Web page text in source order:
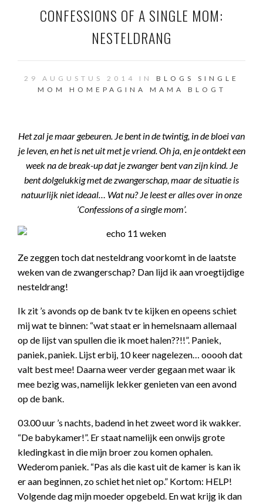
CONFESSIONS OF A SINGLE MOM:
NESTELDRANG
29 AUGUSTUS 2014 IN BLOGS SINGLE
MOM
HOMEPAGINA MAMA BLOGT
Het zal je maar gebeuren. Je bent in de twintig, in de bloei van
je leven, en het is net uit met je vriend. Oh ja, en je ontdekt een
week na de break-up dat je zwanger bent van zijn kind. Je
bent dolgelukkig met de zwangerschap, maar de situatie is
natuurlijk niet ideaal… Wat nu? Je leest er alles over in onze
‘Confessions of a single mom’.
Ze zeggen toch dat nesteldrang voorkomt in de laatste
weken van de zwangerschap? Dan lijd ik aan vroegtijdige
nesteldrang!
Ik zit ’s avonds op de bank tv te kijken en opeens schiet
mij wat te binnen: “wat staat er in hemelsnaam allemaal
op de lijst van spullen die ik moet halen??!!”. Paniek,
paniek, paniek. Lijst erbij, 10 keer nagelezen… ooooh dat
valt best mee! Daarna weer verder gegaan met waar ik
mee bezig was, namelijk lekker genieten van een avond
op de bank.
03.00 uur ’s nachts, badend in het zweet word ik wakker.
“De babykamer!”. Er staat namelijk een onwijs grote
kledingkast in die mijn broer zou komen ophalen.
Wederom paniek. “Pas als die kast uit de kamer is kan ik
er aan beginnen, zo schiet het niet op.” Kortom: HELP!
Volgende dag mijn moeder opgebeld. En wat krijg ik dan